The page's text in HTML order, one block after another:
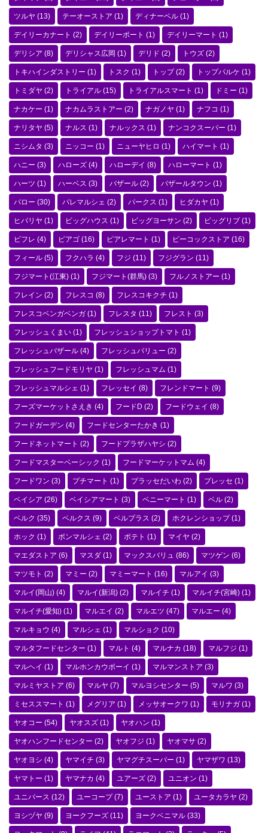
ツルヤ (13) テーオーストア (1) ディナーベル (1)
デイリーカナート (2) デイリーポート (1) デイリーマート (1)
デリシア (8) デリシャス広岡 (1) デリド (2) トウズ (2)
トキハインダストリー (1) トスク (1) トップ(2) トップパルケ (1)
トミダヤ (2) トライアル (15) トライアルスマート (1) ドミー (1)
ナカケー (1) ナカムラストアー (2) ナガノヤ (1) ナフコ (1)
ナリタヤ (5) ナルス (1) ナルックス (1) ナンコクスーパー (1)
ニシムタ (3) ニッコー (1) ニューヤヒロ (1) ハイマート (1)
ハニー (3) ハローズ (4) ハローデイ (8) ハローマート (1)
ハーツ (1) ハーベス (3) バザール (2) バザールタウン (1)
バロー (30) パレマルシェ (2) パークス (1) ヒダカヤ (1)
ヒバリヤ (1) ビッグハウス (1) ビッグヨーサン (2) ビッグリブ (1)
ビフレ (4) ピアゴ (16) ピアレマート (1) ピーコックストア (16)
フィール (5) フクハラ (4) フジ (11) フジグラン (11)
フジマート(江東) (1) フジマート(群馬) (3) フルノストアー (1)
フレイン (2) フレスコ (8) フレスコキクチ (1)
フレスコベンガベンガ (1) フレスタ (11) フレスト (3)
フレッシュくまい (1) フレッシュショップトマト (1)
フレッシュバザール (4) フレッシュバリュー (2)
フレッシュフードモリヤ (1) フレッシュマム (1)
フレッシュマルシェ (1) フレッセイ (8) フレンドマート (9)
フーズマーケットさえき (4) フードD (2) フードウェイ (8)
フードガーデン (4) フードセンターたかき (1)
フードネットマート (2) フードプラザハヤシ (2)
フードマスターベーシック (1) フードマーケットマム (4)
フードワン (3) プチマート (1) プラッセだいわ (2) プレッセ (1)
ベイシア (26) ベイシアマート (3) ベニーマート (1) ベル (2)
ベルク (35) ベルクス (9) ベルプラス (2) ホクレンショップ(1)
ホック (1) ボンマルシェ (2) ポテト (1) マイヤ (2)
マエダストア (6) マスダ (1) マックスバリュ (86) マツゲン (6)
マツモト (2) マミー (2) マミーマート (16) マルアイ (3)
マルイ(岡山) (4) マルイ(新潟) (2) マルイチ (1) マルイチ(宮崎) (1)
マルイチ(愛知) (1) マルエイ (2) マルエツ (47) マルエー (4)
マルキョウ (4) マルシェ (1) マルショク (10)
マルタフードセンター (1) マルト (4) マルナカ (18) マルフジ (1)
マルヘイ (1) マルホンカウボーイ (1) マルマンストア (3)
マルミヤストア (6) マルヤ (7) マルヨシセンター (5) マルワ (3)
ミセススマート (1) メグリア (1) メッサオークワ (1) モリナガ (1)
ヤオコー (54) ヤオスズ (1) ヤオハン (1)
ヤオハンフードセンター (2) ヤオフジ (1) ヤオマサ (2)
ヤオヨシ (4) ヤマイチ (3) ヤマグチスーパー (1) ヤマザワ (13)
ヤマトー (1) ヤマナカ (4) ユアーズ (2) ユニオン (1)
ユニバース (12) ユーコープ(7) ユーストア (1) ユータカラヤ (2)
ヨシヅヤ (9) ヨークフーズ (11) ヨークベニマル (33)